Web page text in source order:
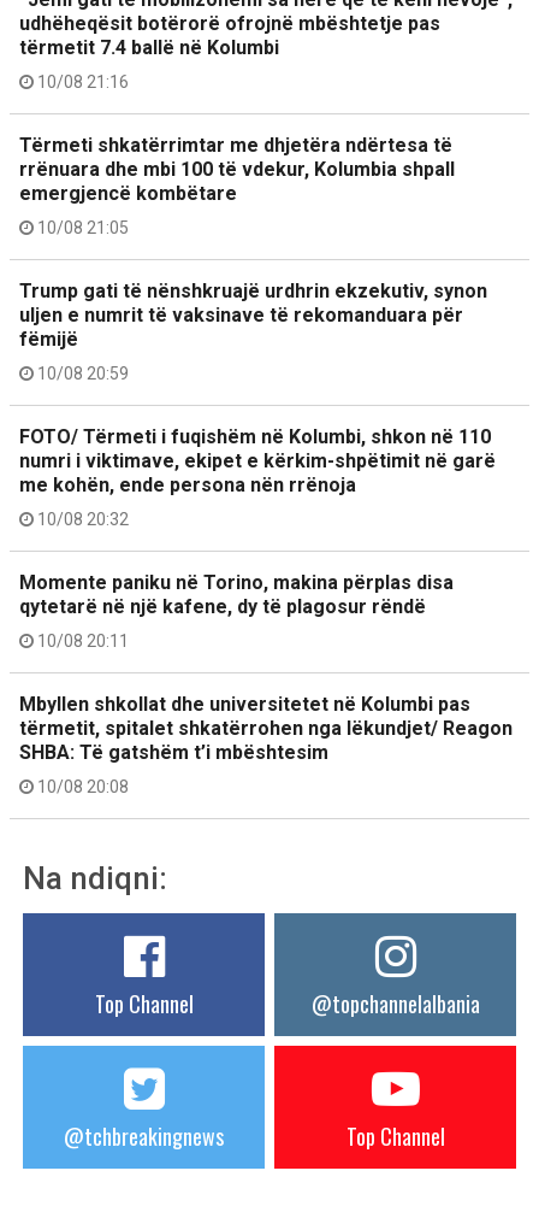
udhëheqësit botërorë ofrojnë mbështetje pas
tërmetit 7.4 ballë në Kolumbi
10/08 21:16
Tërmeti shkatërrimtar me dhjetëra ndërtesa të
rrënuara dhe mbi 100 të vdekur, Kolumbia shpall
emergjencë kombëtare
10/08 21:05
Trump gati të nënshkruajë urdhrin ekzekutiv, synon
uljen e numrit të vaksinave të rekomanduara për
fëmijë
10/08 20:59
FOTO/ Tërmeti i fuqishëm në Kolumbi, shkon në 110
numri i viktimave, ekipet e kërkim-shpëtimit në garë
me kohën, ende persona nën rrënoja
10/08 20:32
Momente paniku në Torino, makina përplas disa
qytetarë në një kafene, dy të plagosur rëndë
10/08 20:11
Mbyllen shkollat dhe universitetet në Kolumbi pas
tërmetit, spitalet shkatërrohen nga lëkundjet/ Reagon
SHBA: Të gatshëm t’i mbështesim
10/08 20:08
Na ndiqni:
Top Channel @topchannelalbania
@tchbreakingnews Top Channel